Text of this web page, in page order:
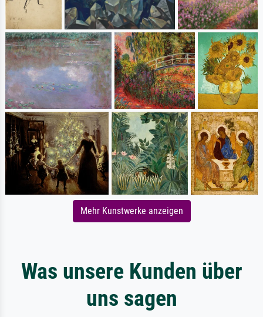
Mehr Kunstwerke anzeigen
Was unsere Kunden über
uns sagen